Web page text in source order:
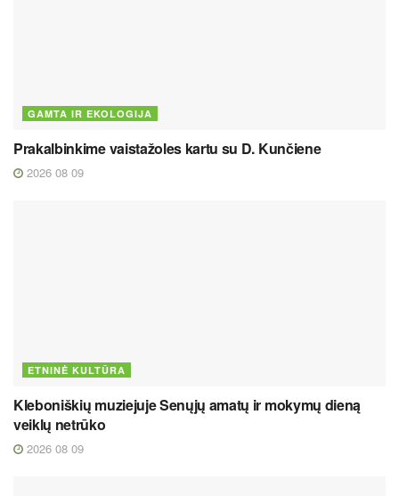
GAMTA IR EKOLOGIJA
Prakalbinkime vaistažoles kartu su D. Kunčiene
2026 08 09
ETNINĖ KULTŪRA
Kleboniškių muziejuje Senųjų amatų ir mokymų dieną
veiklų netrūko
2026 08 09